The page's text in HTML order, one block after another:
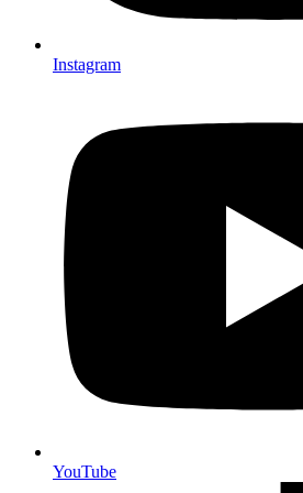
Instagram
YouTube